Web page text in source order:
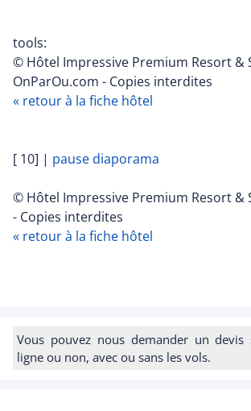
tools:
© Hôtel Impressive Premium Resort &
OnParOu.com - Copies interdites
« retour à la fiche hôtel
[ 10] | pause diaporama
© Hôtel Impressive Premium Resort &
- Copies interdites
« retour à la fiche hôtel
Vous pouvez nous demander un
ligne ou non, avec ou sans les vols.